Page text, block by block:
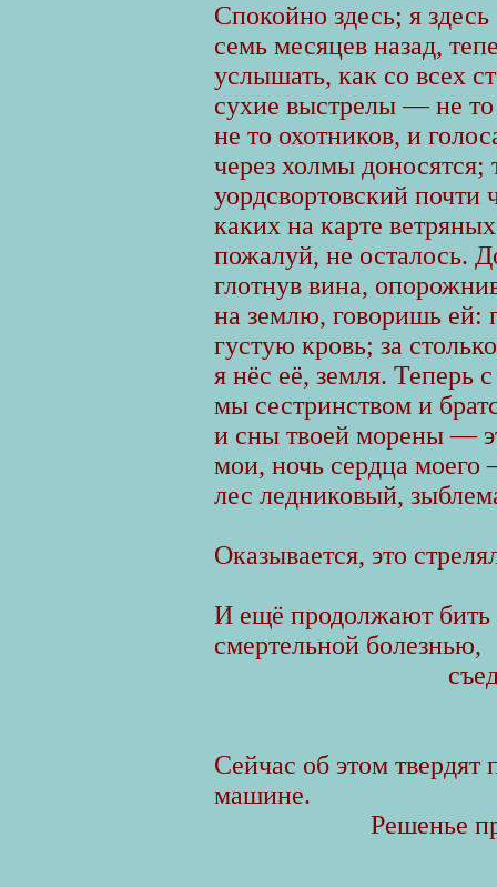
Спокойно здесь; я
семь месяцев назад,
услышать, как со всех
сухие выстрелы — не то
не то охотников, и
через холмы доносятся;
уордсвортовский почти
каких на карте
пожалуй, не осталось.
глотнув вина,
на землю, говоришь ей:
густую кровь; за
я нёс её, земля. Теперь
мы сестринством и
и сны твоей морены —
мои, ночь сердца моего
лес ледниковый,
Оказывается, это
И ещё продолжают
смертельной болезнью,
Сейчас об этом
машине.
Решенье